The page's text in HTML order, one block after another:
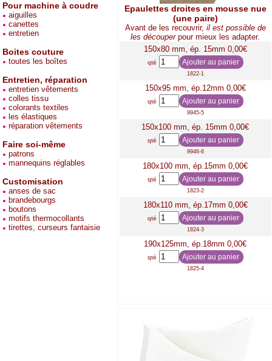
Pour machine à coudre
aiguilles
canettes
entretien
Boites couture
toutes les boîtes
Entretien, réparation
entretien vêtements
colles tissu
colorants textiles
les élastiques
réparation vêtements
Faire soi-même
patrons
mannequins réglables
Customisation
anses de sac
brandebourgs
boutons
motifs thermocollants
tirettes, curseurs fantaisie
Epaulettes droites en mousse nue
(une paire)
Avant de les recouvrir, il est possible de
les découperpour mieux les adapter.
150x80 mm, ép. 15mm 0,00€
qté
1822-1
150x95 mm, ép.12mm 0,00€
qté
9945-5
150x100 mm, ép. 15mm 0,00€
qté
9946-6
180x100 mm, ép.15mm 0,00€
qté
1823-2
180x110 mm, ép.17mm 0,00€
qté
1824-3
190x125mm, ép.18mm 0,00€
qté
1825-4